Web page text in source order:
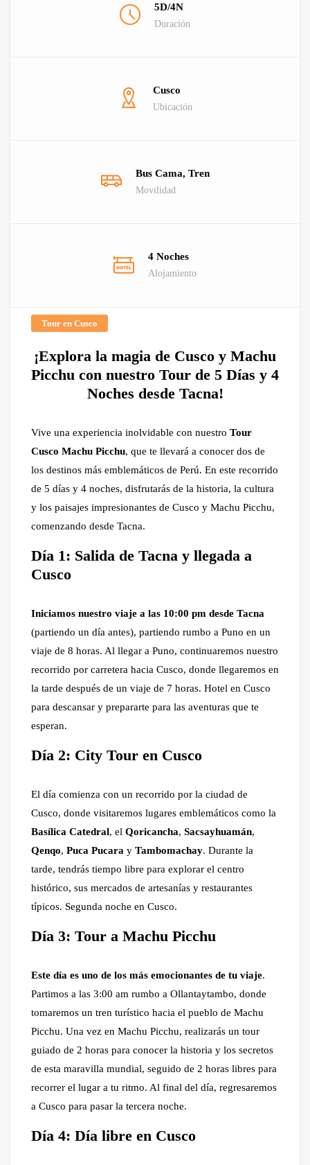
5D/4N
Duración
Cusco
Ubicación
Bus Cama, Tren
Movilidad
4 Noches
Alojamiento
Tour en Cusco
¡Explora la magia de Cusco y Machu
Picchu con nuestro Tour de 5 Días y 4
Noches desde Tacna!
Vive una experiencia inolvidable con nuestro Tour
Cusco Machu Picchu, que te llevará a conocer dos de
los destinos más emblemáticos de Perú. En este recorrido
de 5 días y 4 noches, disfrutarás de la historia, la cultura
y los paisajes impresionantes de Cusco y Machu Picchu,
comenzando desde Tacna.
Día 1: Salida de Tacna y llegada a
Cusco
Iniciamos nuestro viaje a las 10:00 pm desde Tacna
(partiendo un día antes), partiendo rumbo a Puno en un
viaje de 8 horas. Al llegar a Puno, continuaremos nuestro
recorrido por carretera hacia Cusco, donde llegaremos en
la tarde después de un viaje de 7 horas. Hotel en Cusco
para descansar y prepararte para las aventuras que te
esperan.
Día 2: City Tour en Cusco
El día comienza con un recorrido por la ciudad de
Cusco, donde visitaremos lugares emblemáticos como la
Basílica Catedral, el Qoricancha, Sacsayhuamán,
Qenqo, Puca Pucara y Tambomachay. Durante la
tarde, tendrás tiempo libre para explorar el centro
histórico, sus mercados de artesanías y restaurantes
típicos. Segunda noche en Cusco.
Día 3: Tour a Machu Picchu
Este día es uno de los más emocionantes de tu viaje.
Partimos a las 3:00 am rumbo a Ollantaytambo, donde
tomaremos un tren turístico hacia el pueblo de Machu
Picchu. Una vez en Machu Picchu, realizarás un tour
guiado de 2 horas para conocer la historia y los secretos
de esta maravilla mundial, seguido de 2 horas libres para
recorrer el lugar a tu ritmo. Al final del día, regresaremos
a Cusco para pasar la tercera noche.
Día 4: Día libre en Cusco